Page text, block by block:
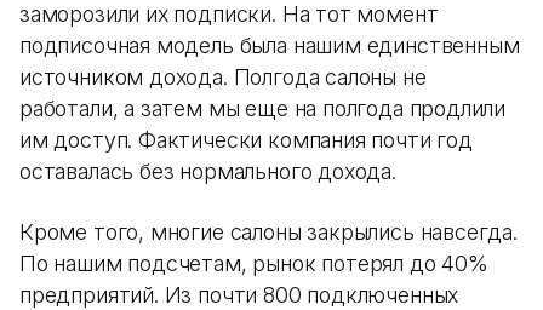
заморозили их подписки. На тот момент
подписочная модель была нашим единственным
источником дохода. Полгода салоны не
работали, а затем мы еще на полгода продлили
им доступ. Фактически компания почти год
оставалась без нормального дохода.
Кроме того, многие салоны закрылись навсегда.
По нашим подсчетам, рынок потерял до 40%
предприятий. Из почти 800 подключенных